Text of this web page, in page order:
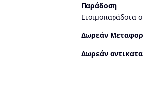
Παράδοση
Ετοιμοπαράδοτα
Δωρεάν
Δωρεάν